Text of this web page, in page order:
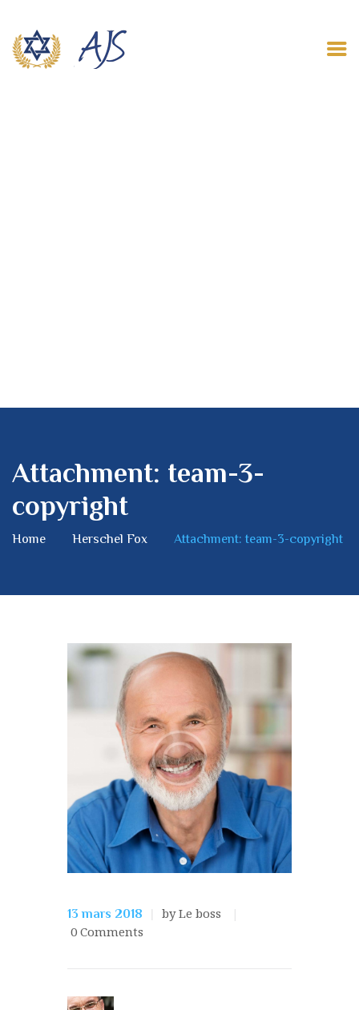
Attachment: team-3-
copyright
Home Herschel Fox Attachment: team-3-copyright
13 mars 2018
by Le boss
0 Comments